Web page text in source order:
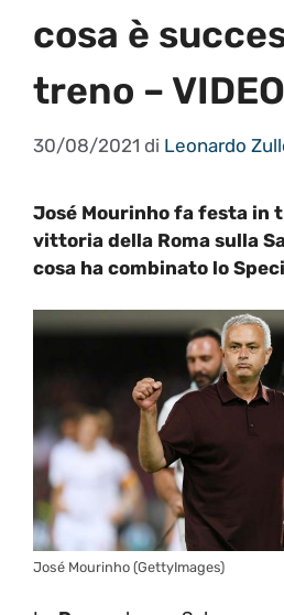
cosa è
treno – VIDEO
30/08/2021 di Leonardo
José Mourinho fa festa in
vittoria della Roma sulla
cosa ha combinato lo
José Mourinho (GettyImages)